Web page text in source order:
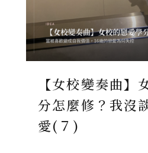
【女校變奏曲】
分怎麼修？我沒
愛(７)